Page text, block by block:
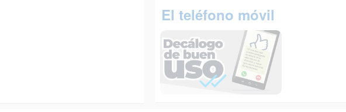
El teléfono móvil